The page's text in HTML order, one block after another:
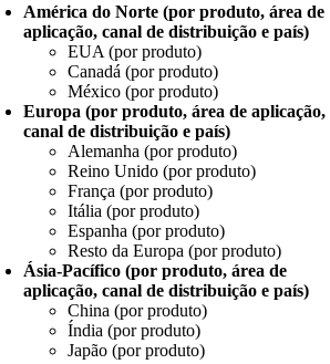
América do Norte (por produto, área de
aplicação, canal de distribuição e país)
EUA (por produto)
Canadá (por produto)
México (por produto)
Europa (por produto, área de aplicação,
canal de distribuição e país)
Alemanha (por produto)
Reino Unido (por produto)
França (por produto)
Itália (por produto)
Espanha (por produto)
Resto da Europa (por produto)
Ásia-Pacífico (por produto, área de
aplicação, canal de distribuição e país)
China (por produto)
Índia (por produto)
Japão (por produto)